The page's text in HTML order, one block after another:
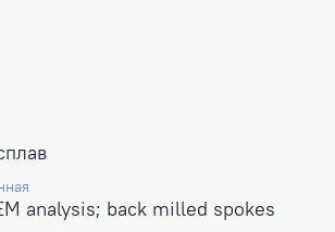
analysis; back milled spokes